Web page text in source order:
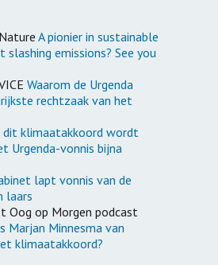
Nature A pionier in sustainable
emissions? See you
Waarom de Urgenda
rechtzaak van het
dit klimaatakkoord wordt
Urgenda-vonnis bijna
lapt vonnis van de
laars
Oog op Morgen podcast
Marjan Minnesma van
klimaatakkoord?